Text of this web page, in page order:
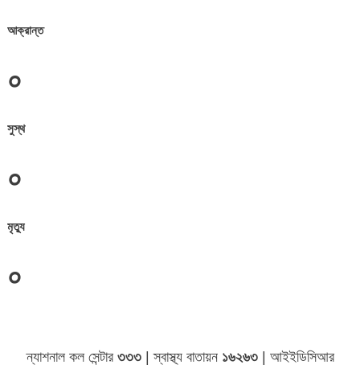
আক্রান্ত
০
সুস্থ
০
মৃত্যু
০
ন্যাশনাল কল সেন্টার ৩৩৩| স্বাস্থ্য বাতায়ন ১৬২৬৩| আইইডিসিআর